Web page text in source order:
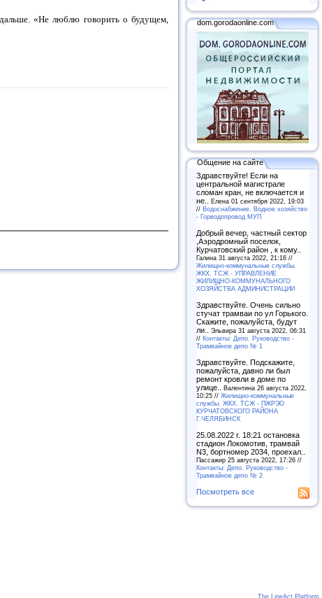
дальше. «Не люблю говорить о будущем,
dom.gorodaonline.com
Общение на сайте
Здравствуйте! Если на
центральной магистрале
сломан кран, не включается и
не.. Елена 01 сентября 2022, 19:03
// Водоснабжение. Водное хозяйство
- Горводопровод МУП
Добрый вечер, частный сектор
,Аэродромный поселок,
Курчатовский район , к кому..
Галина 31 августа 2022, 21:16 //
Жилищно-коммунальные службы.
ЖКХ. ТСЖ - УПРАВЛЕНИЕ
ЖИЛИЩНО-КОММУНАЛЬНОГО
ХОЗЯЙСТВА АДМИНИСТРАЦИИ
Здравствуйте. Очень сильно
стучат трамваи по ул Горького.
Скажите, пожалуйста, будут
ли.. Эльвира 31 августа 2022, 06:31
// Контакты: Депо. Руководство -
Трамвайное депо № 1
Здравствуйте. Подскажите,
пожалуйста, давно ли был
ремонт кровли в доме по
улице.. Валентина 26 августа 2022,
10:25 // Жилищно-коммунальные
службы. ЖКХ. ТСЖ - ПЖРЭО
КУРЧАТОВСКОГО РАЙОНА
Г.ЧЕЛЯБИНСК
25.08.2022 г. 18:21 остановка
стадион Локомотив, трамвай
N3, бортномер 2034, проехал..
Пассажир 25 августа 2022, 17:26 //
Контакты: Депо. Руководство -
Трамвайное депо № 2
Посмотреть все
The LineAct Platform